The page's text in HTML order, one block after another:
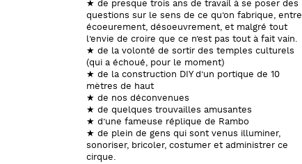
★ de presque trois ans de travail à se poser des
questions sur le sens de ce qu’on fabrique, entre
écoeurement, désoeuvrement, et malgré tout
l’envie de croire que ce n’est pas tout à fait vain.
★ de la volonté de sortir des temples culturels
(qui a échoué, pour le moment)
★ de la construction DIY d’un portique de 10
mètres de haut
★ de nos déconvenues
★ de quelques trouvailles amusantes
★ d’une fameuse réplique de Rambo
★ de plein de gens qui sont venus illuminer,
sonoriser, bricoler, costumer et administrer ce
cirque.